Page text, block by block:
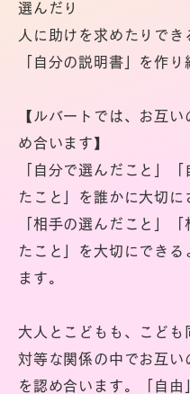
選んだり
人に助けを求めたりでき
「自分の説明書」を作り
【ルバートでは、お互い
め合います】
「自分で選んだこと」「
たこと」を誰かに大切に
「相手の選んだこと」「
たこと」を大切にできる
ます。
大人とこどもも、こども
対等な関係の中でお互い
を認め合います。
「自